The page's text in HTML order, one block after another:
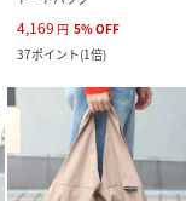
4,169 円 5%OFF
37ポイント(1倍)